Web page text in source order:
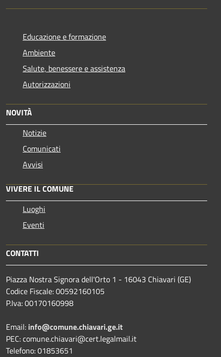
Educazione e formazione
Ambiente
Salute, benessere e assistenza
Autorizzazioni
NOVITÀ
Notizie
Comunicati
Avvisi
VIVERE IL COMUNE
Luoghi
Eventi
CONTATTI
Piazza Nostra Signora dell'Orto 1 - 16043 Chiavari (GE)
Codice Fiscale: 00592160105
P.Iva: 00170160998
Email: info@comune.chiavari.ge.it
PEC: comune.chiavari@cert.legalmail.it
Telefono: 01853651